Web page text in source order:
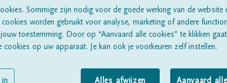
Sommige zijn nodig voor de goede werking van de website
worden gebruikt voor analyse, marketing of andere
toestemming. Door op “Aanvaard alle cookies” te klikken
cookies op uw apparaat. Je kan ook je voorkeuren zelf instellen.
Alles afwijzen Aanvaard